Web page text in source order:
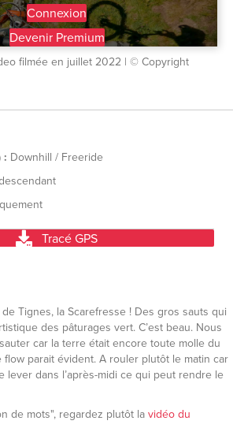
Connexion
Devenir Premium
filmée en juillet 2022 | © Copyright
Tignes, la Scarefresse ! Des gros sauts qui
des pâturages vert. C’est beau. Nous
car la terre était encore toute molle du
flow parait évident. A rouler plutôt le matin car
lever dans l’après-midi ce qui peut rendre le
de mots", regardez plutôt lavidéo du
: Downhill / Freeride
Tracé GPS